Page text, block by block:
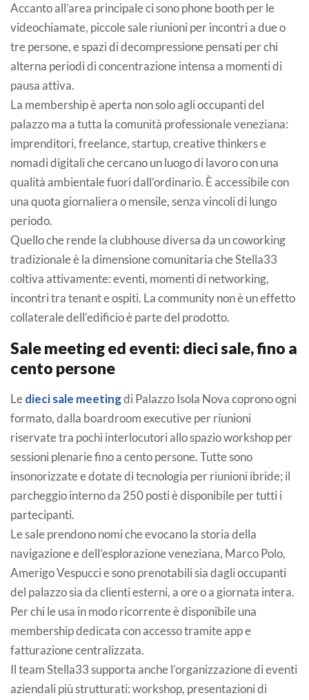
Accanto all’area principale ci sono phone booth per le
videochiamate, piccole sale riunioni per incontri a due o
tre persone, e spazi di decompressione pensati per chi
alterna periodi di concentrazione intensa a momenti di
pausa attiva.
La membership è aperta non solo agli occupanti del
palazzo ma a tutta la comunità professionale veneziana:
imprenditori, freelance, startup, creative thinkers e
nomadi digitali che cercano un luogo di lavoro con una
qualità ambientale fuori dall’ordinario. È accessibile con
una quota giornaliera o mensile, senza vincoli di lungo
periodo.
Quello che rende la clubhouse diversa da un coworking
tradizionale è la dimensione comunitaria che Stella33
coltiva attivamente: eventi, momenti di networking,
incontri tra tenant e ospiti. La community non è un effetto
collaterale dell’edificio è parte del prodotto.
Sale meeting ed eventi: dieci sale, fino a
cento persone
Ledieci sale meetingdi Palazzo Isola Nova coprono ogni
formato, dalla boardroom executive per riunioni
riservate tra pochi interlocutori allo spazio workshop per
sessioni plenarie fino a cento persone. Tutte sono
insonorizzate e dotate di tecnologia per riunioni ibride; il
parcheggio interno da 250 posti è disponibile per tutti i
partecipanti.
Le sale prendono nomi che evocano la storia della
navigazione e dell’esplorazione veneziana, Marco Polo,
Amerigo Vespucci e sono prenotabili sia dagli occupanti
del palazzo sia da clienti esterni, a ore o a giornata intera.
Per chi le usa in modo ricorrente è disponibile una
membership dedicata con accesso tramite app e
fatturazione centralizzata.
Il team Stella33 supporta anche l’organizzazione di eventi
aziendali più strutturati: workshop, presentazioni di